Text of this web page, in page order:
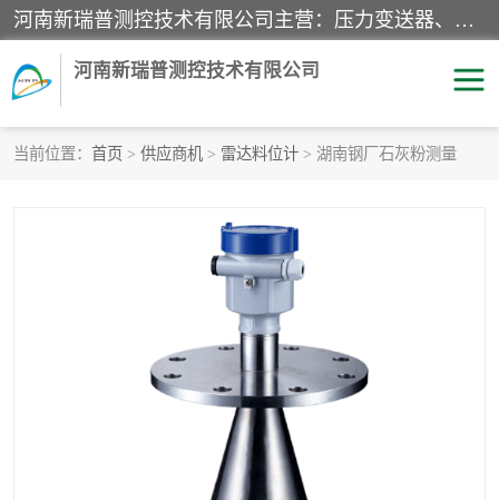
河南新瑞普测控技术有限公司主营：压力变送器、液位变送器、差压变送器、雷达料位计、电容物位计、温度显示控制仪表、电量变送器、流量计、工业自动化系统成套设备。
河南新瑞普测控技术有限公司
当前位置： 首页 > 供应商机 > 雷达料位计 > 湖南钢厂石灰粉测量
精巧型压力变送器
雷达料位计
标准型工业压力变送器 罐旁显示仪
温度传感器变送器
电容物位计